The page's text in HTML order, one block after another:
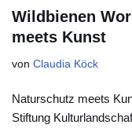
Wildbienen
meets Kunst
von Claudia Köck
Naturschutz meets
Stiftung